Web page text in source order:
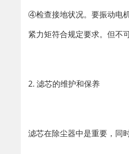
④检查接地状况。要振动电
紧力矩符合规定要求。但不
2. 滤芯的维护和保养
滤芯在除尘器中是重要，同